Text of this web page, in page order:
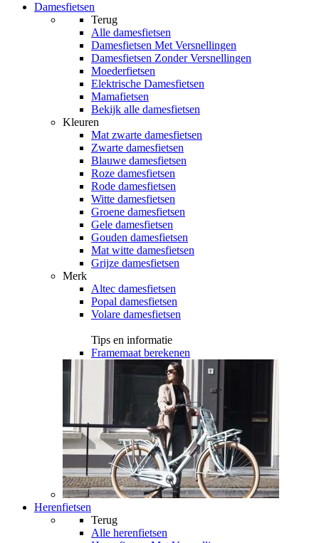
Damesfietsen
Terug
Alle damesfietsen
Damesfietsen Met Versnellingen
Damesfietsen Zonder Versnellingen
Moederfietsen
Elektrische Damesfietsen
Mamafietsen
Bekijk alle damesfietsen
Kleuren
Mat zwarte damesfietsen
Zwarte damesfietsen
Blauwe damesfietsen
Roze damesfietsen
Rode damesfietsen
Witte damesfietsen
Groene damesfietsen
Gele damesfietsen
Gouden damesfietsen
Mat witte damesfietsen
Grijze damesfietsen
Merk
Altec damesfietsen
Popal damesfietsen
Volare damesfietsen
Tips en informatie
Framemaat berekenen
Herenfietsen
Terug
Alle herenfietsen